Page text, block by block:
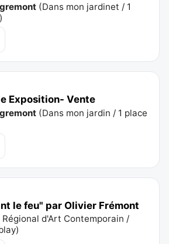
(Dans mon jardinet / 1
)
Exposition- Vente
(Dans mon jardin / 1 place
le feu" par Olivier Frémont
Régional d'Art Contemporain /
)